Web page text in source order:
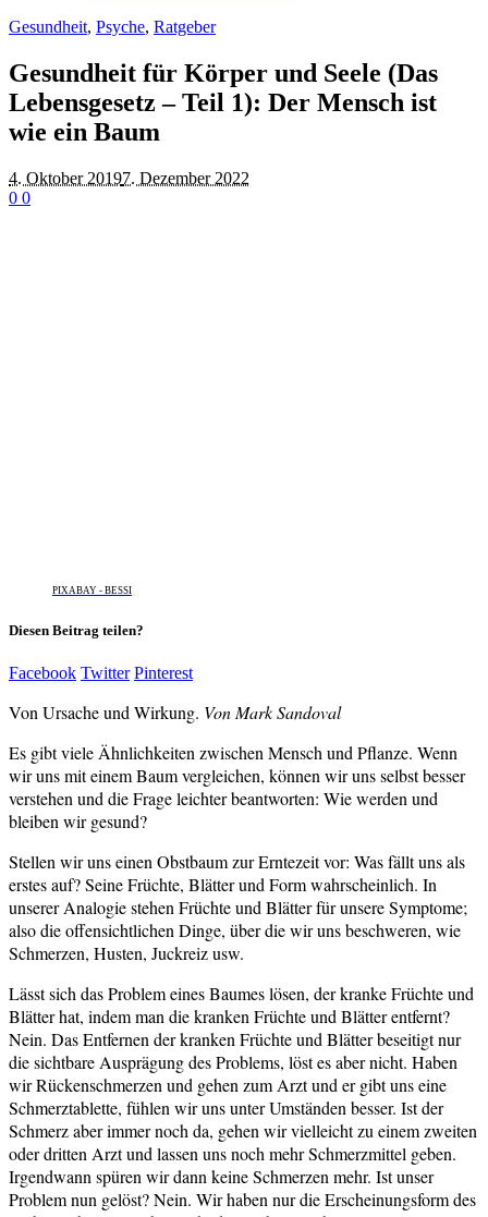
Gesundheit, Psyche, Ratgeber
Gesundheit für Körper und Seele (Das
Lebensgesetz – Teil 1): Der Mensch ist
wie ein Baum
4. Oktober 20197. Dezember 2022
0 0
PIXABAY - BESSI
Diesen Beitrag teilen?
Facebook Twitter Pinterest
Von Ursache und Wirkung. Von Mark Sandoval
Es gibt viele Ähnlichkeiten zwischen Mensch und Pflanze. Wenn
wir uns mit einem Baum vergleichen, können wir uns selbst besser
verstehen und die Frage leichter beantworten: Wie werden und
bleiben wir gesund?
Stellen wir uns einen Obstbaum zur Erntezeit vor: Was fällt uns als
erstes auf? Seine Früchte, Blätter und Form wahrscheinlich. In
unserer Analogie stehen Früchte und Blätter für unsere Symptome;
also die offensichtlichen Dinge, über die wir uns beschweren, wie
Schmerzen, Husten, Juckreiz usw.
Lässt sich das Problem eines Baumes lösen, der kranke Früchte und
Blätter hat, indem man die kranken Früchte und Blätter entfernt?
Nein. Das Entfernen der kranken Früchte und Blätter beseitigt nur
die sichtbare Ausprägung des Problems, löst es aber nicht. Haben
wir Rückenschmerzen und gehen zum Arzt und er gibt uns eine
Schmerztablette, fühlen wir uns unter Umständen besser. Ist der
Schmerz aber immer noch da, gehen wir vielleicht zu einem zweiten
oder dritten Arzt und lassen uns noch mehr Schmerzmittel geben.
Irgendwann spüren wir dann keine Schmerzen mehr. Ist unser
Problem nun gelöst? Nein. Wir haben nur die Erscheinungsform des